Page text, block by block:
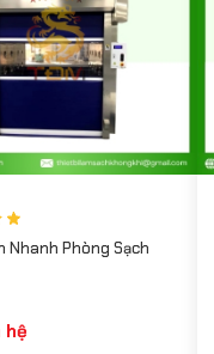
Nhanh Phòng Sạch
hệ